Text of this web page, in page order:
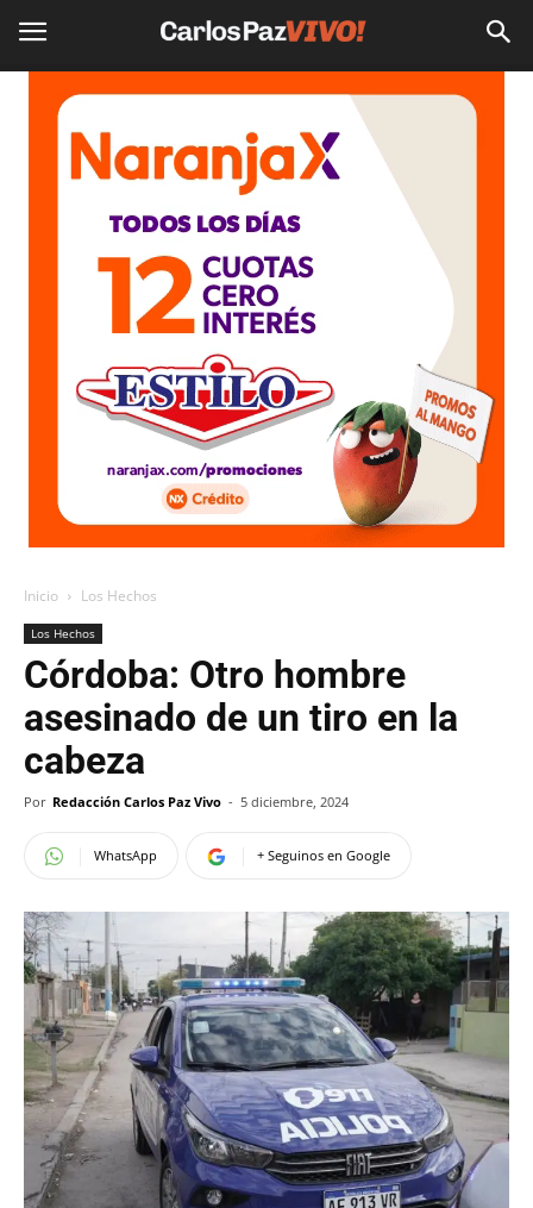
Inicio Los Hechos
Los Hechos
Córdoba: Otro hombre
asesinado de un tiro en la
cabeza
Por Redacción Carlos Paz Vivo - 5 diciembre, 2024
WhatsApp + Seguinos en Google